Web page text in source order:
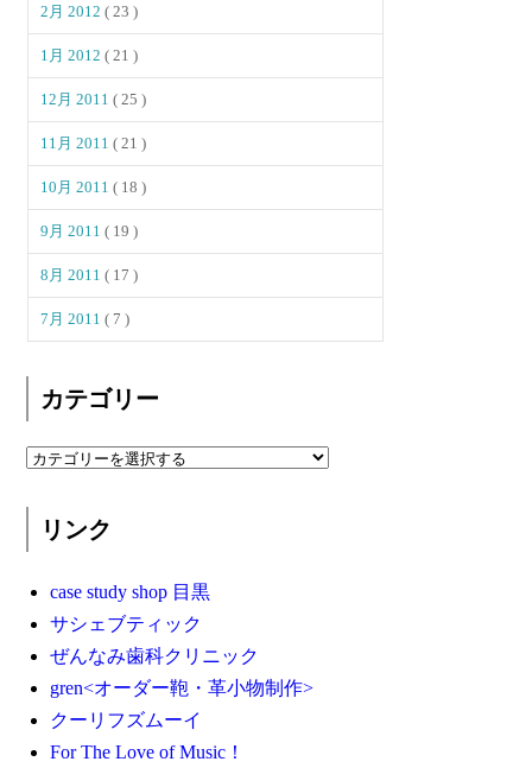
2月 2012( 23 )
1月 2012( 21 )
12月 2011( 25 )
11月 2011( 21 )
10月 2011( 18 )
9月 2011( 19 )
8月 2011( 17 )
7月 2011( 7 )
カテゴリー
リンク
case study shop 目黒
サシェブティック
ぜんなみ歯科クリニック
gren<オーダー鞄・革小物制作>
クーリフズムーイ
For The Love of Music！